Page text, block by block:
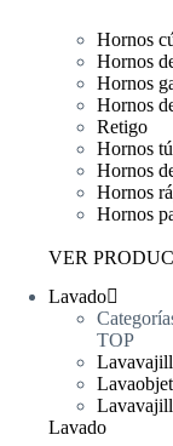
Hornos
Hornos
Hornos
Hornos
Retigo
Hornos
Hornos
Hornos
Hornos
VER
Lavado
TOP
Lavado